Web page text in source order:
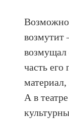
возмутит
часть его
А в